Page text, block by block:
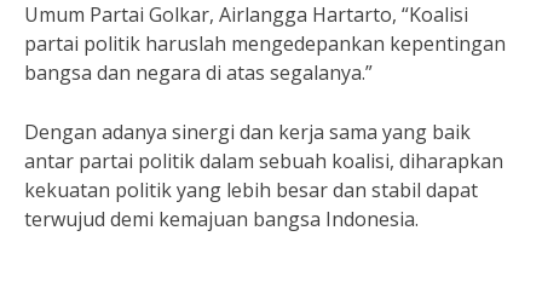
Umum Partai Golkar, Airlangga Hartarto, “Koalisi
partai politik haruslah mengedepankan kepentingan
bangsa dan negara di atas segalanya.”
Dengan adanya sinergi dan kerja sama yang baik
antar partai politik dalam sebuah koalisi, diharapkan
kekuatan politik yang lebih besar dan stabil dapat
terwujud demi kemajuan bangsa Indonesia.